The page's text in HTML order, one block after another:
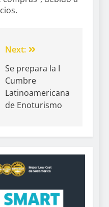
Next:
Se prepara la I
Cumbre
Latinoamericana
de Enoturismo